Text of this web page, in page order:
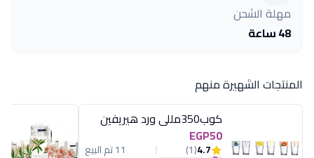
مهلة الشحن
48 ساعة
المنتجات الشهيرة منهم
كوب350مللى ورد هيريفين
EGP50
4.7
(1) 11 تم البيع